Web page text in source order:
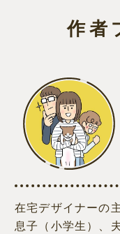
作者
在宅デザイナーの
息子（小学生）、